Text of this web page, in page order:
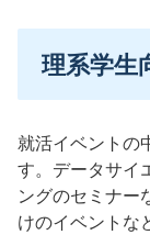
理系学生
就活イベントの
す。データサイ
ングのセミナー
けのイベントな